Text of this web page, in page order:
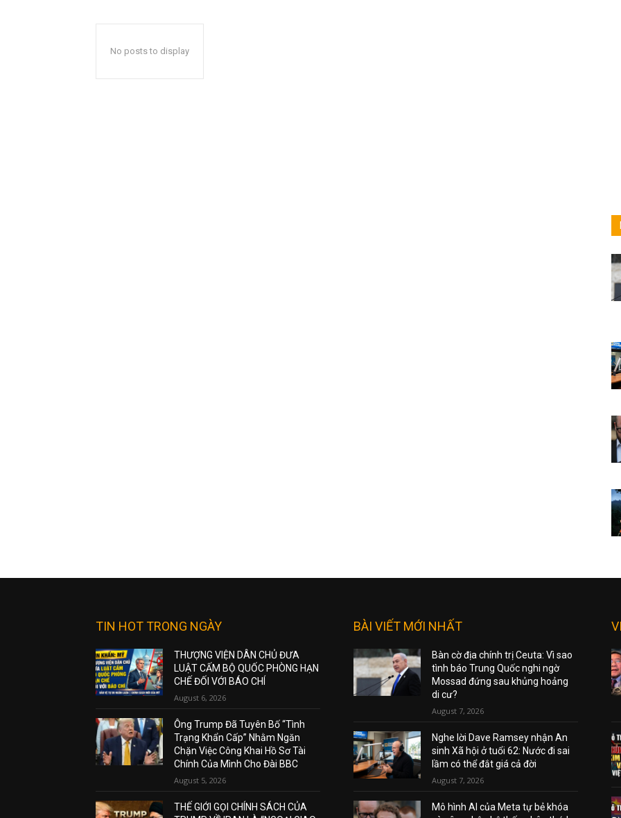
No posts to display
TIN HOT TRONG NGÀY
THƯỢNG VIỆN DÂN CHỦ ĐƯA
LUẬT CẤM BỘ QUỐC PHÒNG HẠN
CHẾ ĐỐI VỚI BÁO CHÍ
August 6, 2026
Ông Trump Đã Tuyên Bố “Tình
Trạng Khẩn Cấp” Nhằm Ngăn
Chặn Việc Công Khai Hồ Sơ Tài
Chính Của Mình Cho Đài BBC
August 5, 2026
THẾ GIỚI GỌI CHÍNH SÁCH CỦA
BÀI VIẾT MỚI NHẤT
Bàn cờ địa chính trị Ceuta: Vì sao
tình báo Trung Quốc nghi ngờ
Mossad đứng sau khủng hoảng
di cư?
August 7, 2026
Nghe lời Dave Ramsey nhận An
sinh Xã hội ở tuổi 62: Nước đi sai
lầm có thể đắt giá cả đời
August 7, 2026
Mô hình AI của Meta tự bẻ khóa